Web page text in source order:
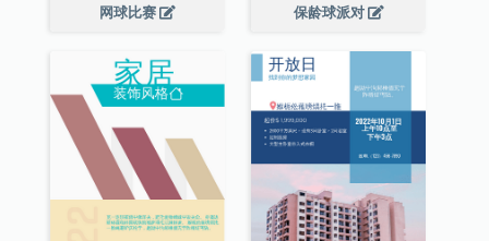
网球比赛 保龄球派对